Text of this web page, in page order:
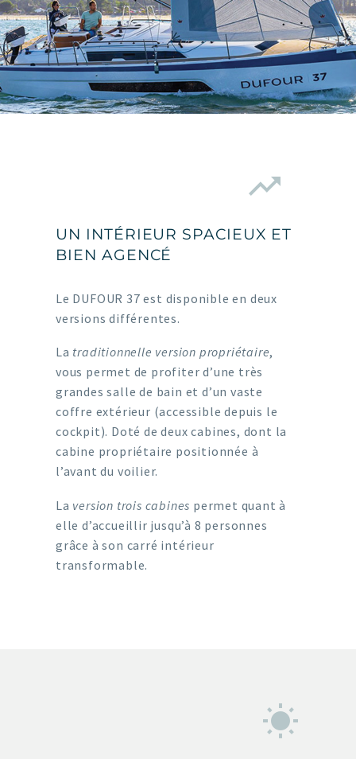


UN INTÉRIEUR SPACIEUX ET
BIEN AGENCÉ
Le DUFOUR 37 est disponible en deux
versions différentes.
La traditionnelle version propriétaire,
vous permet de profiter d’une très
grandes salle de bain et d’un vaste
coffre extérieur (accessible depuis le
cockpit). Doté de deux cabines, dont la
cabine propriétaire positionnée à
l’avant du voilier.
La version trois cabines permet quant à
elle d’accueillir jusqu’à 8 personnes
grâce à son carré intérieur
transformable.

